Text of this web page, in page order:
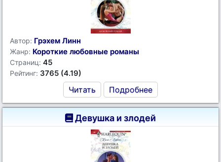
Автор: Грэхем Линн
Жанр: Короткие любовные романы
Страниц: 45
Рейтинг: 3765 (4.19)
Читать Подробнее
Девушка и злодей